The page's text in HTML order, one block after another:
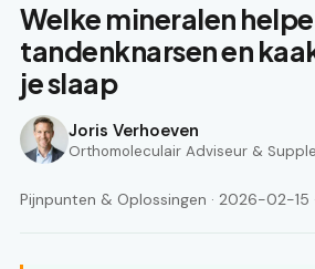
Welke mineralen
tandenknarsen en
je slaap
Joris Verhoeven
Orthomoleculair Adviseur &
Pijnpunten & Oplossingen · 2026-02-15